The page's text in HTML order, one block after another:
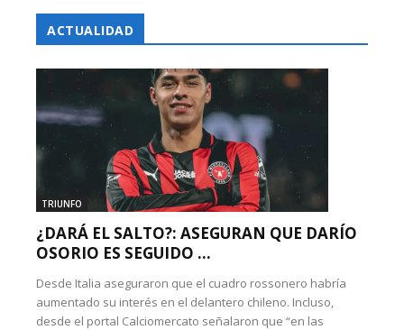
ACTUALIDAD
TRIUNFO
¿DARÁ EL SALTO?: ASEGURAN QUE DARÍO
OSORIO ES SEGUIDO ...
Desde Italia aseguraron que el cuadro rossonero habría
aumentado su interés en el delantero chileno. Incluso,
desde el portal Calciomercato señalaron que “en las